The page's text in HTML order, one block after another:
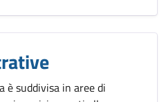
suddivisa in aree di